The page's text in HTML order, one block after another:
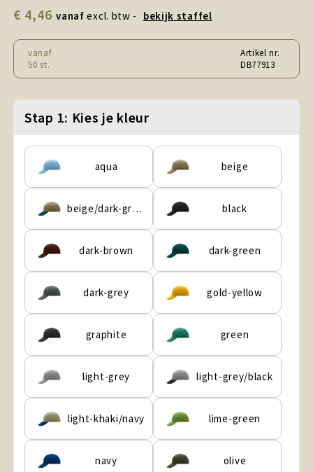
Snoepgoed en Koek
Sport, Spel en Speelgoed
Strand en Zomer
Technologie
Tassen
Textiel, Kleding en Caps
Wijngeschenken
€ 4,46 vanaf excl. btw - bekijk staffel
vanaf
50 st.
Artikel nr.
DB77913
Stap 1: Kies je kleur
aqua beige
beige/dark-green black
dark-brown dark-green
dark-grey gold-yellow
graphite green
light-grey light-grey/black
light-khaki/navy lime-green
navy olive